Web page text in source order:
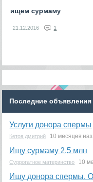
ищем сурмаму
21.12.2016 1
Последние объявления
Услуги донора спермы
Кетов дмитрий 10 месяцев
Ищу сурмаму 2,5 млн
Суррогатное материнство 10
Ищу донора спермы.